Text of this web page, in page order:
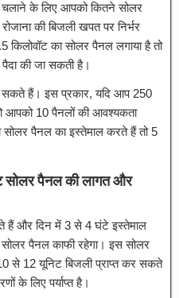
के लिए आपको कितने सोलर
की बिजली खपत पर निर्भर
का सोलर पैनल लगाया है तो
की जा सकती है।
हैं। इस प्रकार, यदि आप 250
आपको 10 पैनलों की आवश्यकता
पैनल का इस्तेमाल करते हैं तो 5
सोलर पैनल की लागत और
हैं और दिन में 3 से 4 घंटे इस्तेमाल
पैनल काफी रहेगा। इस सोलर
से 12 यूनिट बिजली प्राप्त कर सकते
के लिए पर्याप्त है।